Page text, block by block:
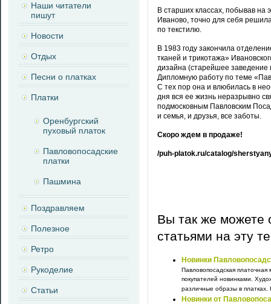
В старших классах, побывав на
Иваново, точно для себя
по текстилю.
В 1983 году закончила
тканей и трикотажа»
дизайна (старейшее заведение
Дипломную работу по теме
С тех пор она и влюбилась в
дня вся ее жизнь неразрывно
подмосковным Павловским
и семья, и друзья, все заботы.
Скоро ждем в продаже!
/puh-platok.ru/catalog/
Вы так же можете
статьями на эту
Новинки
Павловопосадская платочная
покупателей новинками.
различные образы в платках.
Новинки от
Наши читатели
пишут
Новости
Отдых
Песни о платках
Платки
Оренбургский
пуховый платок
Павловопосадские
платки
Пашмина
Поздравляем
Полезное
Ретро
Рукоделие
Статьи